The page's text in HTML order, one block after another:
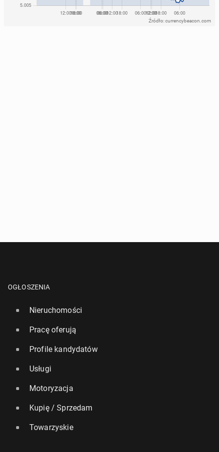
Źródło: currencybeacon.com
OGŁOSZENIA
Nieruchomości
Pracę oferują
Profile kandydatów
Usługi
Motoryzacja
Kupię / Sprzedam
Towarzyskie